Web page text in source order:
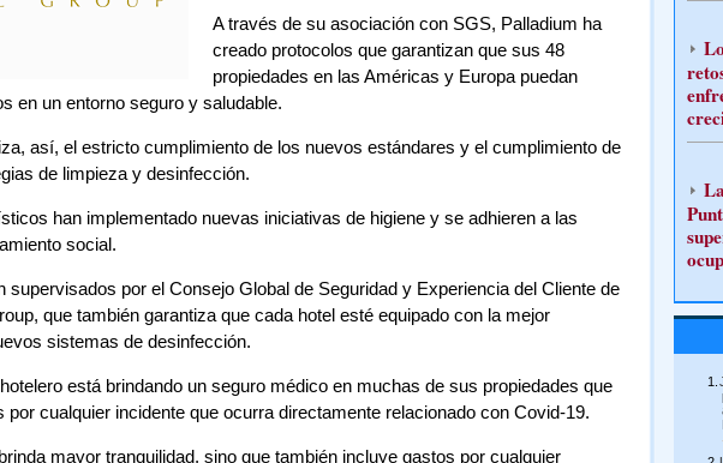
A través de su asociación con SGS, Palladium ha
creado protocolos que garantizan que sus 48
propiedades en las Américas y Europa puedan
en un entorno seguro y saludable.
así, el estricto cumplimiento de los nuevos estándares y el cumplimiento de
de limpieza y desinfección.
han implementado nuevas iniciativas de higiene y se adhieren a las
social.
supervisados ​​por el Consejo Global de Seguridad y Experiencia del Cliente de
que también garantiza que cada hotel esté equipado con la mejor
sistemas de desinfección.
está brindando un seguro médico en muchas de sus propiedades que
por cualquier incidente que ocurra directamente relacionado con Covid-19.
mayor tranquilidad, sino que también incluye gastos por cualquier